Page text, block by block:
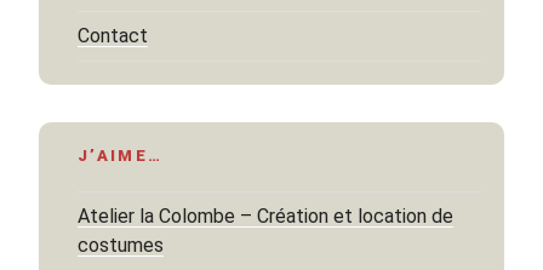
Contact
J’AIME…
Atelier la Colombe – Création et location de
costumes